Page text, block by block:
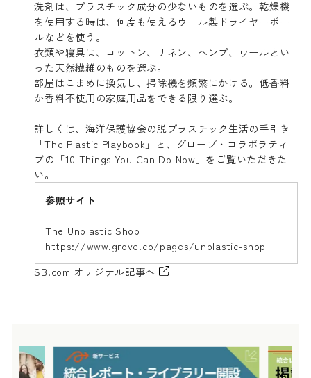
洗剤は、プラスチック成分の少ないものを選ぶ。乾燥機
を使用する時は、何度も使えるウール製ドライヤーボー
ルなどを使う。
衣類や寝具は、コットン、リネン、ヘンプ、ウールとい
った天然繊維のものを選ぶ。
部屋はこまめに換気し、掃除機を頻繁にかける。低香料
か香料不使用の家庭用品をできる限り選ぶ。
詳しくは、海洋保護協会の脱プラスチック生活の手引き
「The Plastic Playbook 」と、グローブ・コラボラティ
ブの「10 Things You Can Do Now 」をご覧いただきた
い。
参照サイト
The Unplastic Shop
https://www.grove.co/pages/unplastic-shop
SB.com オリジナル記事へ